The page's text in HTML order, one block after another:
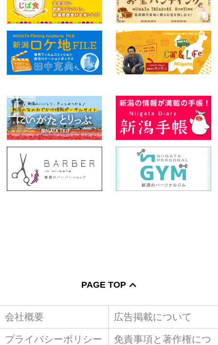
PAGE TOP
会社概要 広告掲載について
プライバシーポリシー
免責事項と著作権につ